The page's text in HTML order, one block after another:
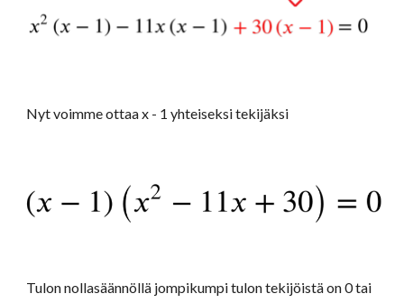
Nyt voimme ottaa x - 1 yhteiseksi tekijäksi
Tulon nollasäännöllä jompikumpi tulon tekijöistä on 0 tai